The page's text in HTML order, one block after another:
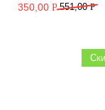
551,00Р
350,00 Р